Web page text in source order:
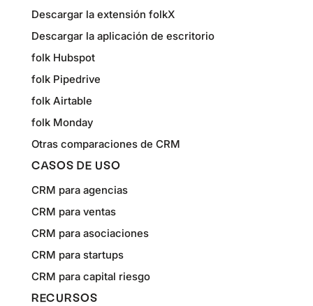
Descargar la extensión folkX
Descargar la aplicación de escritorio
folk Hubspot
folk Pipedrive
folk Airtable
folk Monday
Otras comparaciones de CRM
CASOS DE USO
CRM para agencias
CRM para ventas
CRM para asociaciones
CRM para startups
CRM para capital riesgo
RECURSOS